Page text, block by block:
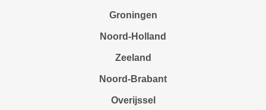
Groningen
Noord-Holland
Zeeland
Noord-Brabant
Overijssel